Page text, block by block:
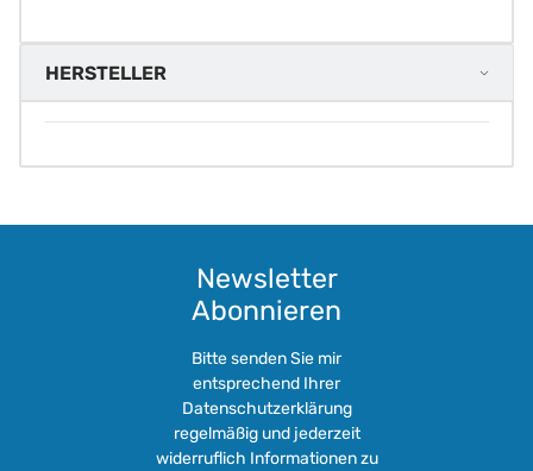
HERSTELLER
Newsletter
Abonnieren
Bitte senden Sie mir
entsprechend Ihrer
Datenschutzerklärung
regelmäßig und jederzeit
widerruflich Informationen zu